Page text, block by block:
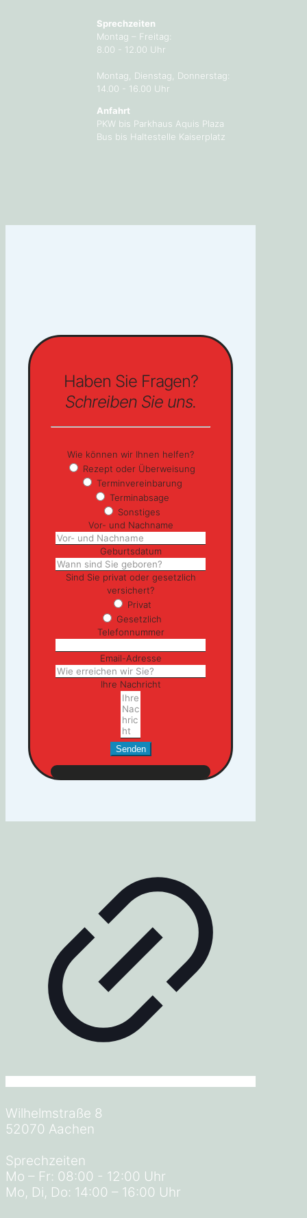
Sprechzeiten
Montag – Freitag:
8.00 - 12.00 Uhr
Montag, Dienstag, Donnerstag:
14.00 - 16.00 Uhr
Anfahrt
PKW bis Parkhaus Aquis Plaza
Bus bis Haltestelle Kaiserplatz
Haben Sie Fragen?
Schreiben Sie uns.
Wie können wir Ihnen helfen?
Rezept oder Überweisung
Terminvereinbarung
Terminabsage
Sonstiges
Vor- und Nachname
Geburtsdatum
Sind Sie privat oder gesetzlich
versichert?
Privat
Gesetzlich
Telefonnummer
Email-Adresse
Ihre Nachricht
Senden
Wilhelmstraße 8
52070 Aachen
Sprechzeiten
Mo – Fr: 08:00 - 12:00 Uhr
Mo, Di, Do: 14:00 – 16:00 Uhr